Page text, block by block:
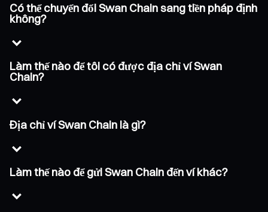
Có thể chuyển đổi Swan Chain sang tiền pháp định
không?
Làm thế nào để tôi có được địa chỉ ví Swan
Chain?
Địa chỉ ví Swan Chain là gì?
Làm thế nào để gửi Swan Chain đến ví khác?